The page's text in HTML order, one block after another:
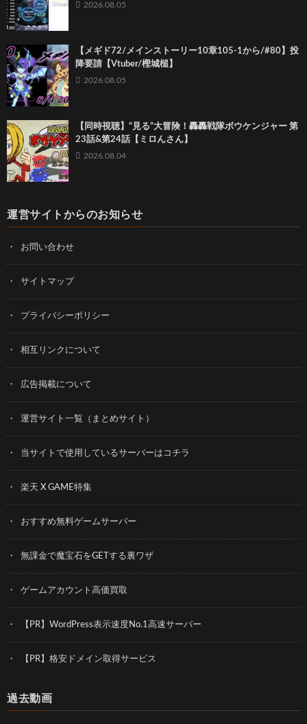
2026.08.05
【メギド72/メインストーリー10章105-1から/#80】投
降要請【Vtuber/樫城槌】
2026.08.05
【同時視聴】“見る”大冒険！轟轟戦隊ボウケンジャー 第
23話&第24話【ミロんさん】
2026.08.04
運営サイトからのお知らせ
お問い合わせ
サイトマップ
プライバシーポリシー
相互リンクについて
広告掲載について
運営サイト一覧（まとめサイト）
当サイトで使用しているサーバーはコチラ
楽天 X GAME特集
おすすめ無料ゲームサーバー
無課金で魔宝石をGETする裏ワザ
ゲームアカウント高価買取
【PR】WordPress表示速度No.1高速サーバー
【PR】格安ドメイン取得サービス
過去動画